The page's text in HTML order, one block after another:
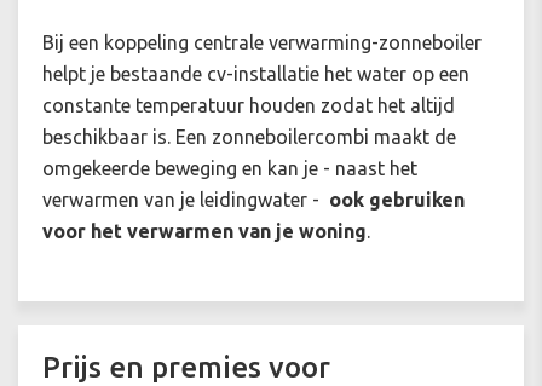
Bij een koppeling centrale verwarming-zonneboiler
helpt je bestaande cv-installatie het water op een
constante temperatuur houden zodat het altijd
beschikbaar is. Een zonneboilercombi maakt de
omgekeerde beweging en kan je - naast het
verwarmen van je leidingwater - ook gebruiken
voor het verwarmen van je woning.
Prijs en premies voor